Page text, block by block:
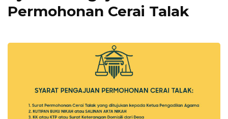
Permohonan Cerai Talak